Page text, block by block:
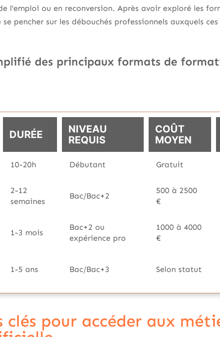
l’emploi ou en reconversion. Après avoir exploré les
pencher sur les débouchés professionnels auxquels
des principaux formats de
DURÉE
NIVEAU
REQUIS
COÛT
MOYEN
10-20h Débutant Gratuit
2-12
semaines
Bac/Bac+2
500 à 2500
€
1-3 mois
Bac+2 ou
expérience pro
1000 à 4000
€
1-5 ans Bac/Bac+3 Selon statut
clés pour accéder aux